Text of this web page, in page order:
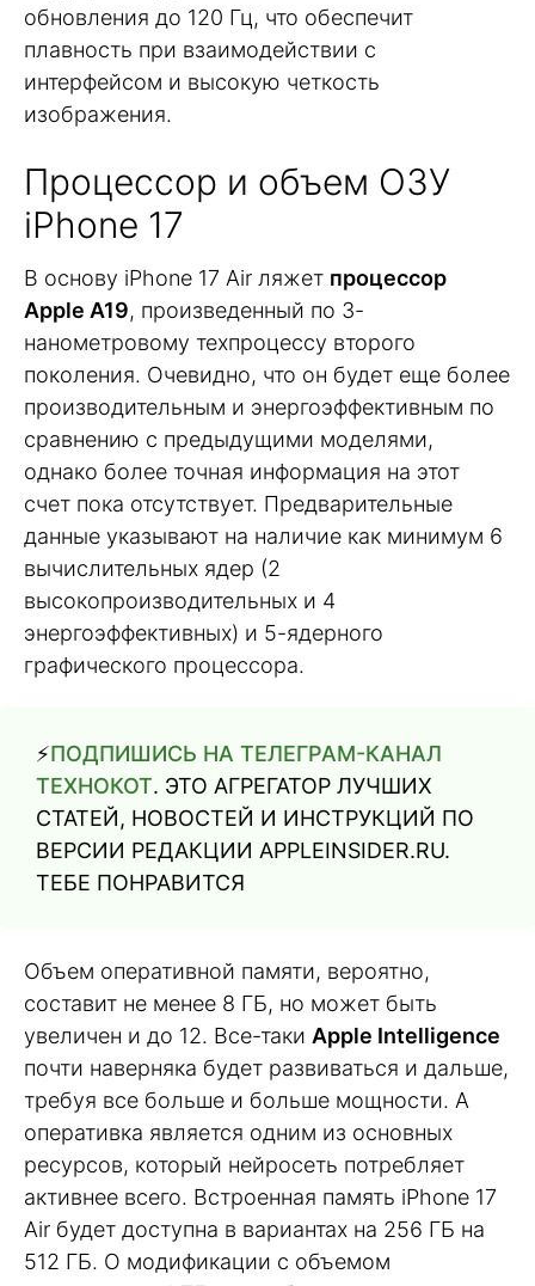
обновления до 120 Гц, что обеспечит
плавность при взаимодействии с
интерфейсом и высокую четкость
изображения.
Процессор и объем ОЗУ
iPhone 17
В основу iPhone 17 Air ляжет процессор
Apple A19, произведенный по 3-
нанометровому техпроцессу второго
поколения. Очевидно, что он будет еще более
производительным и энергоэффективным по
сравнению с предыдущими моделями,
однако более точная информация на этот
счет пока отсутствует. Предварительные
данные указывают на наличие как минимум 6
вычислительных ядер (2
высокопроизводительных и 4
энергоэффективных) и 5-ядерного
графического процессора.
⚡️ПОДПИШИСЬ НА ТЕЛЕГРАМ-КАНАЛ
ТЕХНОКОТ. ЭТО АГРЕГАТОР ЛУЧШИХ
СТАТЕЙ, НОВОСТЕЙ И ИНСТРУКЦИЙ ПО
ВЕРСИИ РЕДАКЦИИ APPLEINSIDER.RU.
ТЕБЕ ПОНРАВИТСЯ
Объем оперативной памяти, вероятно,
составит не менее 8 ГБ, но может быть
увеличен и до 12. Все-таки Apple Intelligence
почти наверняка будет развиваться и дальше,
требуя все больше и больше мощности. А
оперативка является одним из основных
ресурсов, который нейросеть потребляет
активнее всего. Встроенная память iPhone 17
Air будет доступна в вариантах на 256 ГБ на
512 ГБ. О модификации с объемом